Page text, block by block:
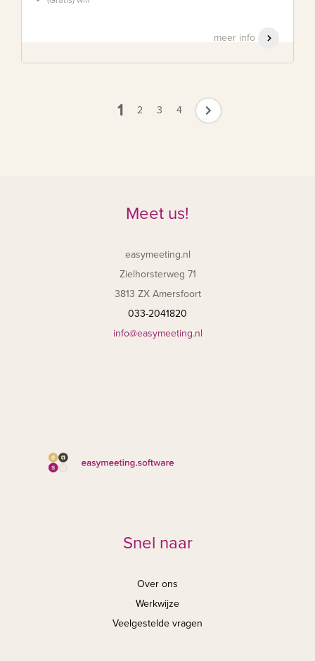
meer info
1 2 3 4
Meet us!
easymeeting.nl
Zielhorsterweg 71
3813 ZX Amersfoort
033-2041820
info@easymeeting.nl
Snel naar
Over ons
Werkwijze
Veelgestelde vragen